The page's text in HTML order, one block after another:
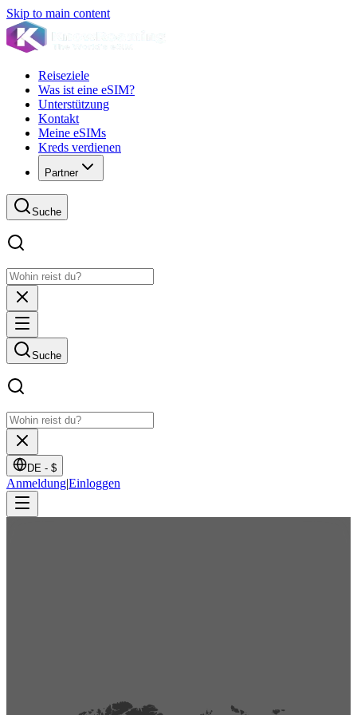
Skip to main content
Reiseziele
Was ist eine eSIM?
Unterstützung
Kontakt
Meine eSIMs
Kreds verdienen
Partner
Suche
Suche
DE - $
Anmeldung|Einloggen